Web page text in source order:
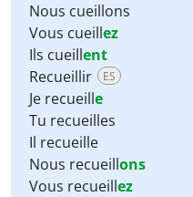
Nous cueillons
Vous cueillez
Ils cueillent
Recueillir
ES
Je recueille
Tu recueilles
Il recueille
Nous recueillons
Vous recueillez